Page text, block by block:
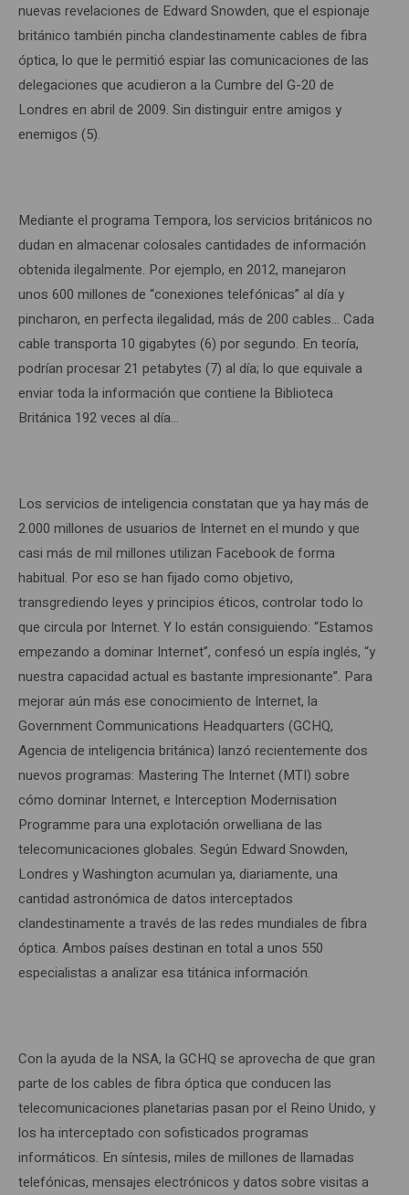
nuevas revelaciones de Edward Snowden, que el espionaje
británico también pincha clandestinamente cables de fibra
óptica, lo que le permitió espiar las comunicaciones de las
delegaciones que acudieron a la Cumbre del G-20 de
Londres en abril de 2009. Sin distinguir entre amigos y
enemigos (5).
Mediante el programa Tempora, los servicios británicos no
dudan en almacenar colosales cantidades de información
obtenida ilegalmente. Por ejemplo, en 2012, manejaron
unos 600 millones de “conexiones telefónicas” al día y
pincharon, en perfecta ilegalidad, más de 200 cables… Cada
cable transporta 10 gigabytes (6) por segundo. En teoría,
podrían procesar 21 petabytes (7) al día; lo que equivale a
enviar toda la información que contiene la Biblioteca
Británica 192 veces al día…
Los servicios de inteligencia constatan que ya hay más de
2.000 millones de usuarios de Internet en el mundo y que
casi más de mil millones utilizan Facebook de forma
habitual. Por eso se han fijado como objetivo,
transgrediendo leyes y principios éticos, controlar todo lo
que circula por Internet. Y lo están consiguiendo: “Estamos
empezando a dominar Internet”, confesó un espía inglés, “y
nuestra capacidad actual es bastante impresionante”. Para
mejorar aún más ese conocimiento de Internet, la
Government Communications Headquarters (GCHQ,
Agencia de inteligencia británica) lanzó recientemente dos
nuevos programas: Mastering The Internet (MTI) sobre
cómo dominar Internet, e Interception Modernisation
Programme para una explotación orwelliana de las
telecomunicaciones globales. Según Edward Snowden,
Londres y Washington acumulan ya, diariamente, una
cantidad astronómica de datos interceptados
clandestinamente a través de las redes mundiales de fibra
óptica. Ambos países destinan en total a unos 550
especialistas a analizar esa titánica información.
Con la ayuda de la NSA, la GCHQ se aprovecha de que gran
parte de los cables de fibra óptica que conducen las
telecomunicaciones planetarias pasan por el Reino Unido, y
los ha interceptado con sofisticados programas
informáticos. En síntesis, miles de millones de llamadas
telefónicas, mensajes electrónicos y datos sobre visitas a